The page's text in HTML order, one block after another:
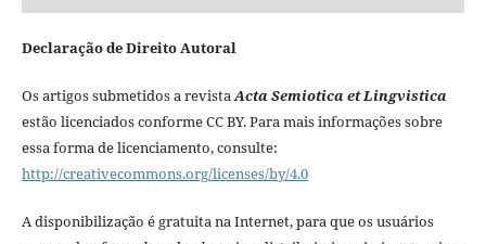
Declaração de Direito Autoral
Os artigos submetidos a revistaActa Semiotica et Lingvistica
estão licenciados conforme CC BY. Para mais informações sobre
essa forma de licenciamento, consulte:
http://creativecommons.org/licenses/by/4.0
A disponibilização é gratuita na Internet, para que os usuários